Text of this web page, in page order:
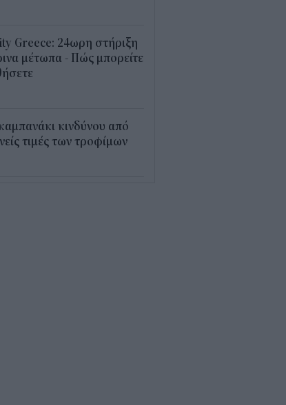
Greece: 24ωρη στήριξη
μέτωπα - Πώς μπορείτε
κινδύνου από
τιμές των τροφίμων